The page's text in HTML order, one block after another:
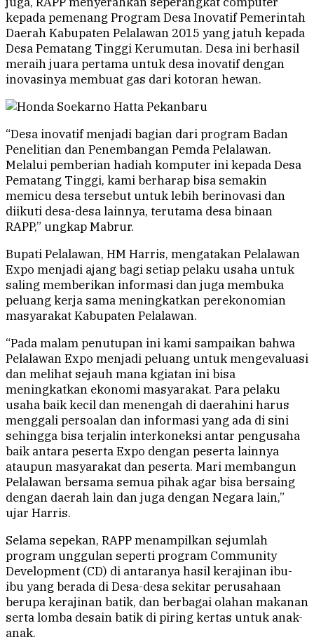
kepada pemenang Program Desa Inovatif Pemerintah
Daerah Kabupaten Pelalawan 2015 yang jatuh kepada
Desa Pematang Tinggi Kerumutan. Desa ini berhasil
meraih juara pertama untuk desa inovatif dengan
inovasinya membuat gas dari kotoran hewan.
“Desa inovatif menjadi bagian dari program Badan
Penelitian dan Penembangan Pemda Pelalawan.
Melalui pemberian hadiah komputer ini kepada Desa
Pematang Tinggi, kami berharap bisa semakin
memicu desa tersebut untuk lebih berinovasi dan
diikuti desa-desa lainnya, terutama desa binaan
RAPP,” ungkap Mabrur.
Bupati Pelalawan, HM Harris, mengatakan Pelalawan
Expo menjadi ajang bagi setiap pelaku usaha untuk
saling memberikan informasi dan juga membuka
peluang kerja sama meningkatkan perekonomian
masyarakat Kabupaten Pelalawan.
“Pada malam penutupan ini kami sampaikan bahwa
Pelalawan Expo menjadi peluang untuk mengevaluasi
dan melihat sejauh mana kgiatan ini bisa
meningkatkan ekonomi masyarakat. Para pelaku
usaha baik kecil dan menengah di daerahini harus
menggali persoalan dan informasi yang ada di sini
sehingga bisa terjalin interkoneksi antar pengusaha
baik antara peserta Expo dengan peserta lainnya
ataupun masyarakat dan peserta. Mari membangun
Pelalawan bersama semua pihak agar bisa bersaing
dengan daerah lain dan juga dengan Negara lain,”
ujar Harris.
Selama sepekan, RAPP menampilkan sejumlah
program unggulan seperti program Community
Development (CD) di antaranya hasil kerajinan ibu-
ibu yang berada di Desa-desa sekitar perusahaan
berupa kerajinan batik, dan berbagai olahan makanan
serta lomba desain batik di piring kertas untuk anak-
anak.